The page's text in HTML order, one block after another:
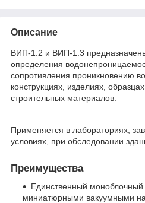
Описание
ВИП-1.2 и ВИП-1.3
определения
сопротивления проникновению
конструкциях, изделиях,
строительных материалов.
Применяется в лабораториях,
условиях, при обследовании
Преимущества
Единственный
миниатюрными вакуумными